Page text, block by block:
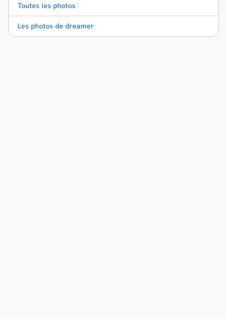
Toutes les photos
Les photos de dreamer